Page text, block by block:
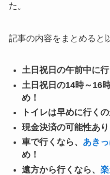
た。
記事の内容をまとめると
土日祝日の午前中に
土日祝日の14時～16
め！
トイレは早めに行く
現金決済の可能性あり
車で行くなら、 あき
め！
遠方から行くなら、